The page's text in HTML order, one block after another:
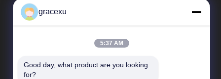
দ্রুত লিঙ্ক
gracexu
5:37 AM
Good day, what product are you looking
for?